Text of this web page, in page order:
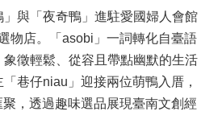
與「夜奇鴨」進駐愛國婦人會館
物店。「asobi」一詞轉化自臺語
徵輕鬆、從容且帶點幽默的生活
巷仔niau」迎接兩位萌鴨入厝，
，透過趣味選品展現臺南文創經